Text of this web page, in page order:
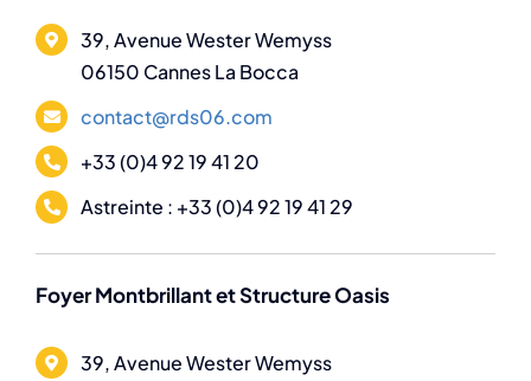
39, Avenue Wester Wemyss
06150 Cannes La Bocca
contact@rds06.com
+33 (0)4 92 19 41 20
Astreinte : +33 (0)4 92 19 41 29
Foyer Montbrillant et Structure Oasis
39, Avenue Wester Wemyss